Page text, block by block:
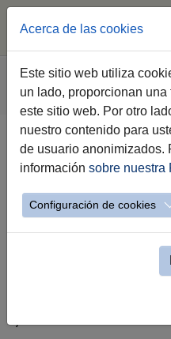
Saltar al contenido principal
Estás aquí:
Jerez.es Ayuntamiento
Perfil del Contratante
SAN MIGUEL
Acerca de las cookies
Este sitio web utiliza
un lado, proporcionan
este sitio web. Por otro
nuestro contenido para
de usuario anonimizados.
información sobre nuestra
Configuración de cookies